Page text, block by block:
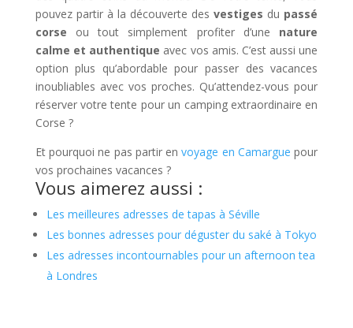
pouvez partir à la découverte desvestiges du passé
corse ou tout simplement profiter d’une nature
calme et authentique avec vos amis. C’est aussi une
option plus qu’abordable pour passer des vacances
inoubliables avec vos proches. Qu’attendez-vous pour
réserver votre tente pour un camping extraordinaire en
Corse ?
Et pourquoi ne pas partir envoyage en Camargue pour
vos prochaines vacances ?
Vous aimerez aussi :
Les meilleures adresses de tapas à Séville
Les bonnes adresses pour déguster du saké à Tokyo
Les adresses incontournables pour un afternoon tea
à Londres